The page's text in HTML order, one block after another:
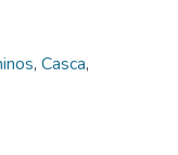
, Casca,